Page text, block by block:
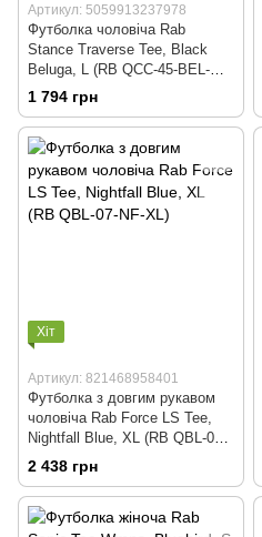
Артикул: 5059913237978
Футболка чоловіча Rab
Stance Traverse Tee, Black
Beluga, L (RB QCC-45-BEL-
LRG)
1 794 грн
Хіт
Артикул: 821468958401
Футболка з довгим рукавом
чоловіча Rab Force LS Tee,
Nightfall Blue, XL (RB QBL-07-
NF-XL)
2 438 грн